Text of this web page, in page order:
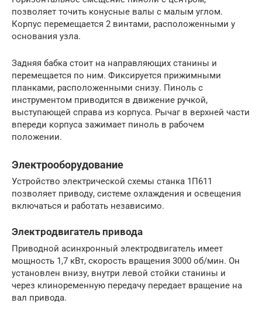
позволяет точить конусные валы с малым углом.
Корпус перемещается 2 винтами, расположенными у
основания узла.
Задняя бабка стоит на направляющих станины и
перемещается по ним. Фиксируется прижимными
планками, расположенными снизу. Пиноль с
инструментом приводится в движение ручкой,
выступающей справа из корпуса. Рычаг в верхней части
впереди корпуса зажимает пиноль в рабочем
положении.
Электрооборудование
Устройство электрической схемы станка 1П611
позволяет приводу, системе охлаждения и освещения
включаться и работать независимо.
Электродвигатель привода
Приводной асинхронный электродвигатель имеет
мощность 1,7 кВт, скорость вращения 3000 об/мин. Он
установлен внизу, внутри левой стойки станины и
через клиноременную передачу передает вращение на
вал привода.